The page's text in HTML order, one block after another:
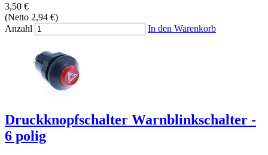
3,50 €
(Netto 2,94 €)
Anzahl
In den Warenkorb
Druckknopfschalter Warnblinkschalter -
6 polig